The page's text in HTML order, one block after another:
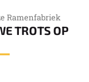
Ramenfabriek
TROTS OP